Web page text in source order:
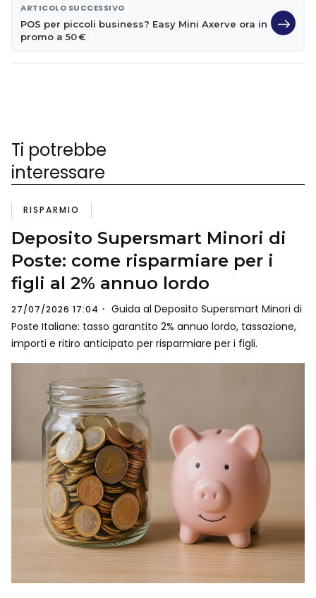
ARTICOLO SUCCESSIVO
POS per piccoli business? Easy Mini Axerve ora in
promo a 50 €
Ti potrebbe
interessare
RISPARMIO
Deposito Supersmart Minori di
Poste: come risparmiare per i
figli al 2% annuo lordo
27/07/2026 17:04
Guida al Deposito Supersmart Minori di
Poste Italiane: tasso garantito 2% annuo lordo, tassazione,
importi e ritiro anticipato per risparmiare per i figli.